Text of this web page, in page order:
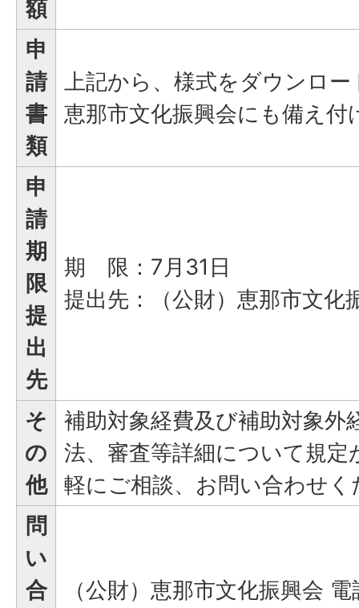
額
申
請
書
類
上記から、様式をダウンロ
恵那市文化振興会にも備え付
申
請
期
限
提
出
先
期 限：7月31日
提出先：（公財）恵那市文化
そ
の
他
補助対象経費及び補助対象外
法、審査等詳細について規
軽にご相談、お問い合わせく
問
い
合
（公財）恵那市文化振興会